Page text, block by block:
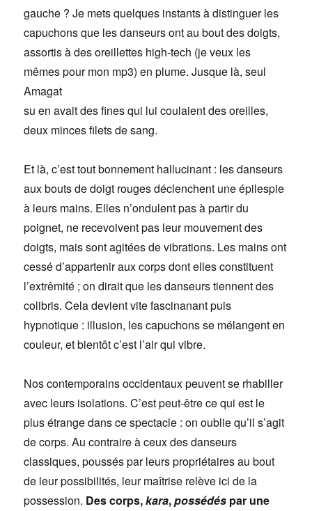
gauche ? Je mets quelques instants à distinguer les
capuchons que les danseurs ont au bout des doigts,
assortis à des oreillettes high-tech (je veux les
mêmes pour mon mp3) en plume. Jusque là, seul
Amagat
su en avait des fines qui lui coulaient des oreilles,
deux minces filets de sang.
Et là, c’est tout bonnement hallucinant : les danseurs
aux bouts de doigt rouges déclenchent une épilespie
à leurs mains. Elles n’ondulent pas à partir du
poignet, ne recevoivent pas leur mouvement des
doigts, mais sont agitées de vibrations. Les mains ont
cessé d’appartenir aux corps dont elles constituent
l’extrêmité ; on dirait que les danseurs tiennent des
colibris. Cela devient vite fascinanant puis
hypnotique : illusion, les capuchons se mélangent en
couleur, et bientôt c’est l’air qui vibre.
Nos contemporains occidentaux peuvent se rhabiller
avec leurs isolations. C’est peut-être ce qui est le
plus étrange dans ce spectacle : on oublie qu’il s’agit
de corps. Au contraire à ceux des danseurs
classiques, poussés par leurs propriétaires au bout
de leur possibilités, leur maîtrise relève ici de la
possession. Des corps,kara,possédés par une